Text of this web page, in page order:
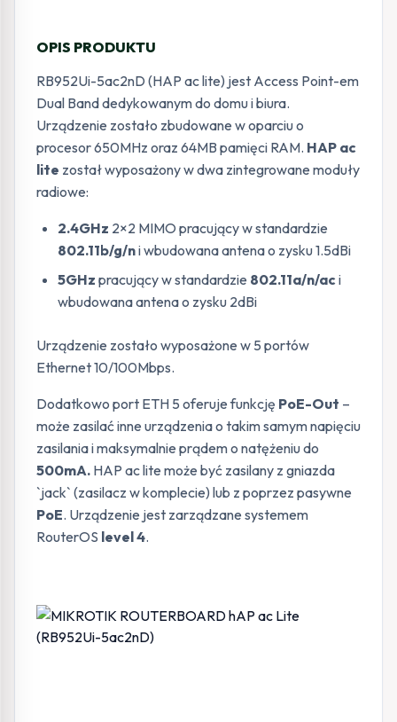
OPIS PRODUKTU
RB952Ui-5ac2nD (HAP ac lite) jest Access Point-em
Dual Band dedykowanym do domu i biura.
Urządzenie zostało zbudowane w oparciu o
procesor 650MHz oraz 64MB pamięci RAM. HAP ac
lite został wyposażony w dwa zintegrowane moduły
radiowe:
2.4GHz 2×2 MIMO pracujący w standardzie
802.11b/g/ni wbudowana antena o zysku 1.5dBi
5GHz pracujący w standardzie 802.11a/n/aci
wbudowana antena o zysku 2dBi
Urządzenie zostało wyposażone w 5 portów
Ethernet 10/100Mbps.
Dodatkowo port ETH 5 oferuje funkcję PoE-Out –
może zasilać inne urządzenia o takim samym napięciu
zasilania i maksymalnie prądem o natężeniu do
500mA. HAP ac lite może być zasilany z gniazda
`jack` (zasilacz w komplecie) lub z poprzez pasywne
PoE. Urządzenie jest zarządzane systemem
RouterOS level 4.